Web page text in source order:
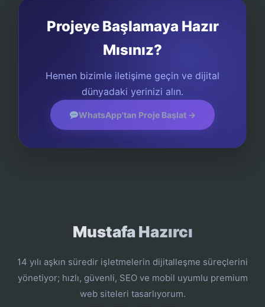
Projeye Başlamaya Hazır
Mısınız?
Hemen bizimle iletişime geçin ve dijital
dünyadaki yerinizi alın.
WhatsApp'tan Proje Başlat →
Mustafa Hazırcı
14 yılı aşkın süredir işletmelerin dijitalleşme süreçlerini
yönetiyor; hızlı, güvenli, SEO ve mobil uyumlu premium
web siteleri tasarlıyorum.